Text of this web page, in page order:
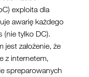
exploita dla
awarię każdego
(nie tylko DC).
założenie, że
z internetem,
spreparowanych